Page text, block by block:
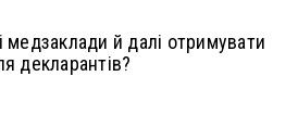
медзаклади й далі отримувати
декларантів?